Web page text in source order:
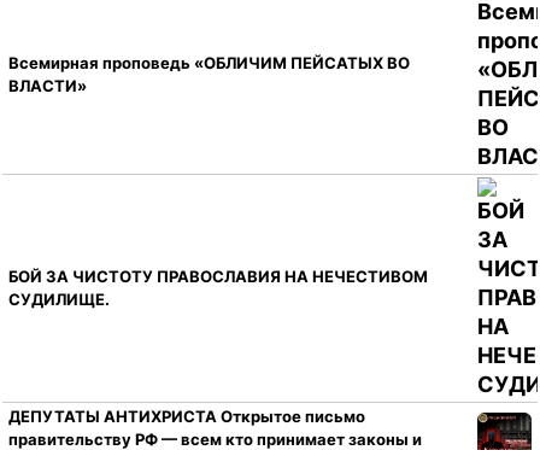
Всемирная проповедь «ОБЛИЧИМ ПЕЙСАТЫХ ВО
ВЛАСТИ»
БОЙ ЗА ЧИСТОТУ ПРАВОСЛАВИЯ НА НЕЧЕСТИВОМ
СУДИЛИЩЕ.
ДЕПУТАТЫ АНТИХРИСТА Открытое письмо
правительству РФ — всем кто принимает законы и